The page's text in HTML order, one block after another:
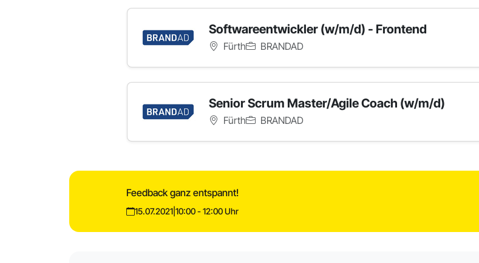
Softwareentwickler (w/m/d) - Frontend
Fürth BRANDAD
Senior Scrum Master/Agile Coach (w/m/d)
Fürth BRANDAD
Feedback ganz entspannt!
15.07.2021 |10:00 - 12:00 Uhr